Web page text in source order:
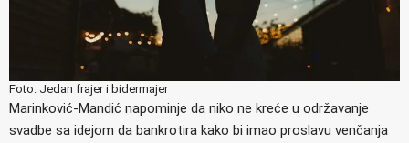
Foto: Jedan frajer i bidermajer
Marinković-Mandić napominje da niko ne kreće u održavanje
svadbe sa idejom da bankrotira kako bi imao proslavu venčanja